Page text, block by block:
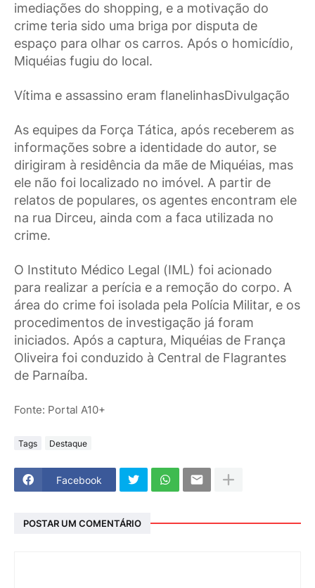
imediações do shopping, e a motivação do
crime teria sido uma briga por disputa de
espaço para olhar os carros. Após o homicídio,
Miquéias fugiu do local.
Vítima e assassino eram flanelinhasDivulgação
As equipes da Força Tática, após receberem as
informações sobre a identidade do autor, se
dirigiram à residência da mãe de Miquéias, mas
ele não foi localizado no imóvel. A partir de
relatos de populares, os agentes encontram ele
na rua Dirceu, ainda com a faca utilizada no
crime.
O Instituto Médico Legal (IML) foi acionado
para realizar a perícia e a remoção do corpo. A
área do crime foi isolada pela Polícia Militar, e os
procedimentos de investigação já foram
iniciados. Após a captura, Miquéias de França
Oliveira foi conduzido à Central de Flagrantes
de Parnaíba.
Fonte: Portal A10+
Tags Destaque
Facebook
POSTAR UM COMENTÁRIO